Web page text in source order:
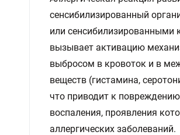
сенсибилизированный
или
вызывает активацию
выбросом в кровоток и в
веществ (гистамина,
что приводит к
воспаления, проявления
аллергических заболеваний.